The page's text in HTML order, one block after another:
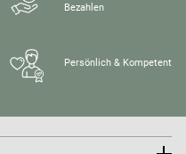
Bezahlen
Persönlich & Kompetent